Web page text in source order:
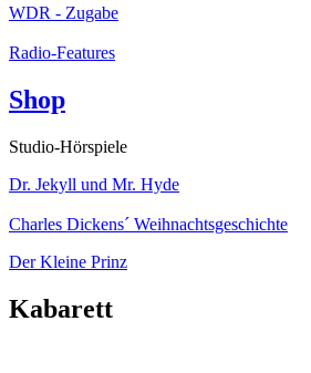
WDR - Zugabe
Radio-Features
Shop
Studio-Hörspiele
Dr. Jekyll und Mr. Hyde
Charles Dickens´ Weihnachtsgeschichte
Der Kleine Prinz
Kabarett